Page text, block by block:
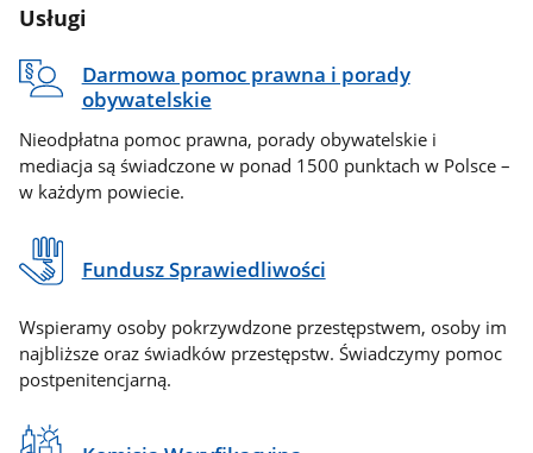
Usługi
Darmowa pomoc prawna i porady
obywatelskie
Nieodpłatna pomoc prawna, porady obywatelskie i
mediacja są świadczone w ponad 1500 punktach w Polsce –
w każdym powiecie.
Fundusz Sprawiedliwości
Wspieramy osoby pokrzywdzone przestępstwem, osoby im
najbliższe oraz świadków przestępstw. Świadczymy pomoc
postpenitencjarną.